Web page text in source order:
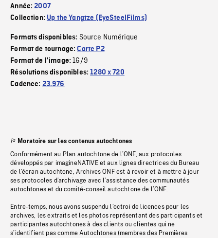
Année:2007
Collection: Up the Yangtze (EyeSteelFilms)
Formats disponibles: Source Numérique
Format de tournage:Carte P2
Format de l'image:16/9
Résolutions disponibles:1280 x 720
Cadence: 23.976
Moratoire sur les contenus autochtones
Conformément au Plan autochtone de l’ONF, aux protocoles
développés par imagineNATIVE et aux lignes directrices du Bureau
de l’écran autochtone, Archives ONF est à revoir et à mettre à jour
ses protocoles d’archivage avec l’assistance des communautés
autochtones et du comité-conseil autochtone de l’ONF.
Entre-temps, nous avons suspendu l’octroi de licences pour les
archives, les extraits et les photos représentant des participants et
participantes autochtones à des clients ou clientes qui ne
s’identifient pas comme Autochtones (membres des Premières